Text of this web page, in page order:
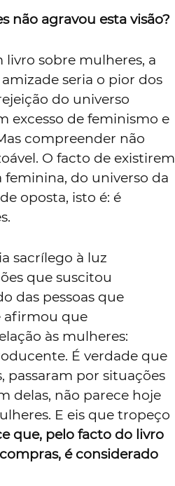
não agravou esta visão?
livro sobre mulheres, a
seria o pior dos
do universo
excesso de feminismo e
compreender não
O facto de existirem
feminina, do universo da
oposta, isto é: é
sacrílego à luz
que suscitou
das pessoas que
afirmou que
às mulheres:
É verdade que
passaram por situações
delas, não parece hoje
E eis que tropeço
que, pelo facto do livro
é considerado